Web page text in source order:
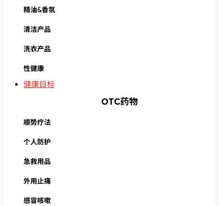
精油&香氛
清洁产品
洗衣产品
性健康
健康目标
OTC药物
顺势疗法
个人防护
急救用品
外用止痛
感冒咳嗽